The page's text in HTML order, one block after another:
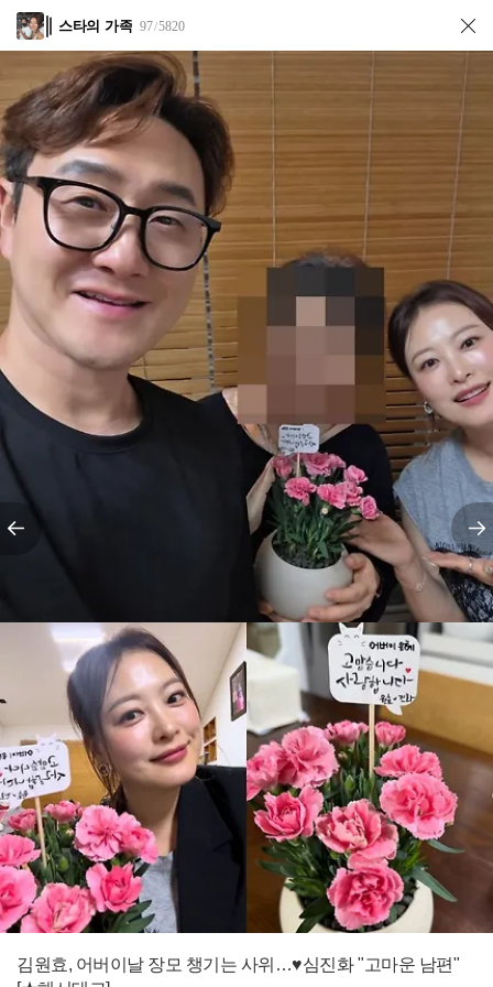
스타의 가족 97/5820
김원효, 어버이날 장모 챙기는 사위…♥심진화 "고마운 남편"